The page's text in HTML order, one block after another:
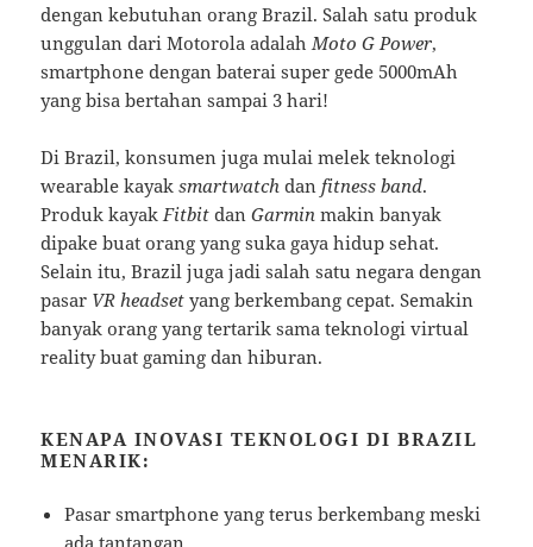
dengan kebutuhan orang Brazil. Salah satu produk
unggulan dari Motorola adalah Moto G Power,
smartphone dengan baterai super gede 5000mAh
yang bisa bertahan sampai 3 hari!
Di Brazil, konsumen juga mulai melek teknologi
wearable kayaksmartwatch dan fitness band.
Produk kayak Fitbit danGarmin makin banyak
dipake buat orang yang suka gaya hidup sehat.
Selain itu, Brazil juga jadi salah satu negara dengan
pasar VR headset yang berkembang cepat. Semakin
banyak orang yang tertarik sama teknologi virtual
reality buat gaming dan hiburan.
KENAPA INOVASI TEKNOLOGI DI BRAZIL
MENARIK:
Pasar smartphone yang terus berkembang meski
ada tantangan